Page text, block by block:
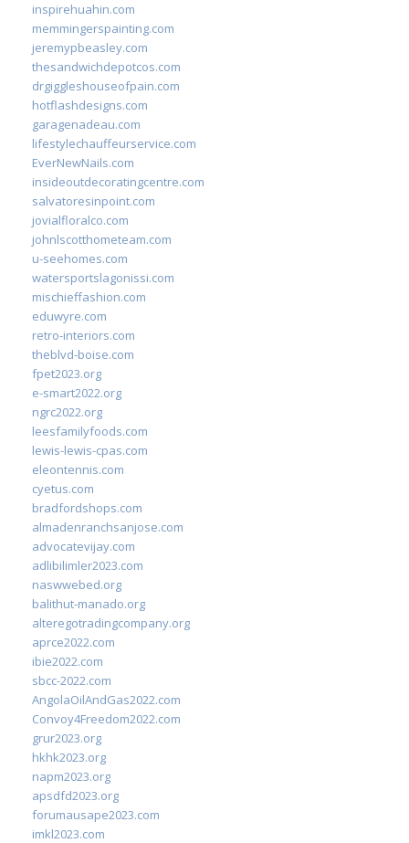
inspirehuahin.com
memmingerspainting.com
jeremypbeasley.com
thesandwichdepotcos.com
drgiggleshouseofpain.com
hotflashdesigns.com
garagenadeau.com
lifestylechauffeurservice.com
EverNewNails.com
insideoutdecoratingcentre.com
salvatoresinpoint.com
jovialfloralco.com
johnlscotthometeam.com
u-seehomes.com
watersportslagonissi.com
mischieffashion.com
eduwyre.com
retro-interiors.com
theblvd-boise.com
fpet2023.org
e-smart2022.org
ngrc2022.org
leesfamilyfoods.com
lewis-lewis-cpas.com
eleontennis.com
cyetus.com
bradfordshops.com
almadenranchsanjose.com
advocatevijay.com
adlibilimler2023.com
naswwebed.org
balithut-manado.org
alteregotradingcompany.org
aprce2022.com
ibie2022.com
sbcc-2022.com
AngolaOilAndGas2022.com
Convoy4Freedom2022.com
grur2023.org
hkhk2023.org
napm2023.org
apsdfd2023.org
forumausape2023.com
imkl2023.com